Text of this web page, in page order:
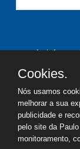
As
proprietário do
©2026
Cookies.
Nós usamos
melhorar a sua
publicidade e
pelo site da
monitoramento,